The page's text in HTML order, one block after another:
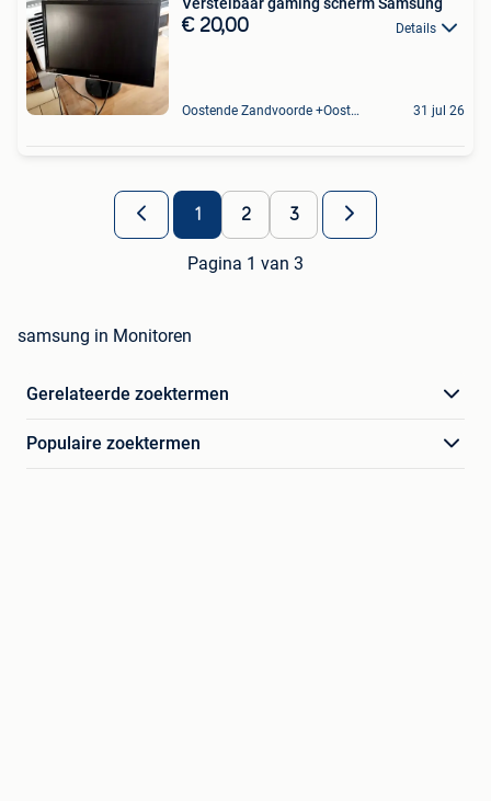
Verstelbaar gaming scherm Samsung
€ 20,00 Details
Oostende Zandvoorde +Oostende 31 jul 26
1 2 3
Pagina 1 van 3
samsung in Monitoren
Gerelateerde zoektermen
Populaire zoektermen